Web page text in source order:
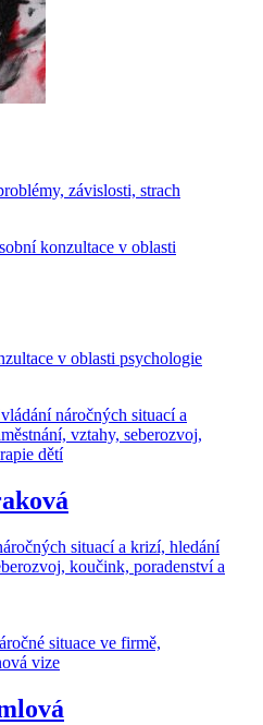
závislosti, strach
v oblasti psychologie
situací a krizí, hledání
koučink, poradenství a